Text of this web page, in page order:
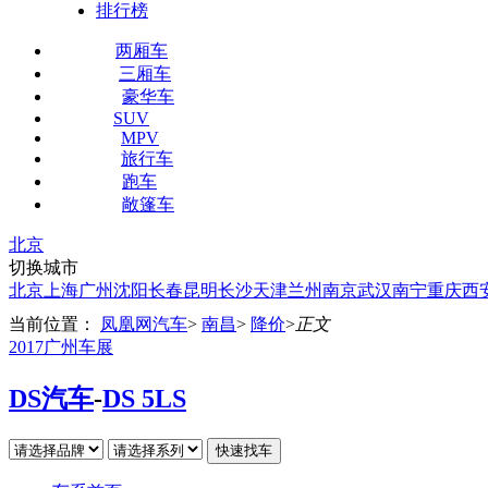
排行榜
两厢车
三厢车
豪华车
SUV
MPV
旅行车
跑车
敞篷车
北京
切换城市
北京 上海广州沈阳长春昆明长沙天津兰州南京武汉南宁重庆西
当前位置：
凤凰网汽车> 南昌> 降价>正文
2017广州车展
DS汽车-DS 5LS